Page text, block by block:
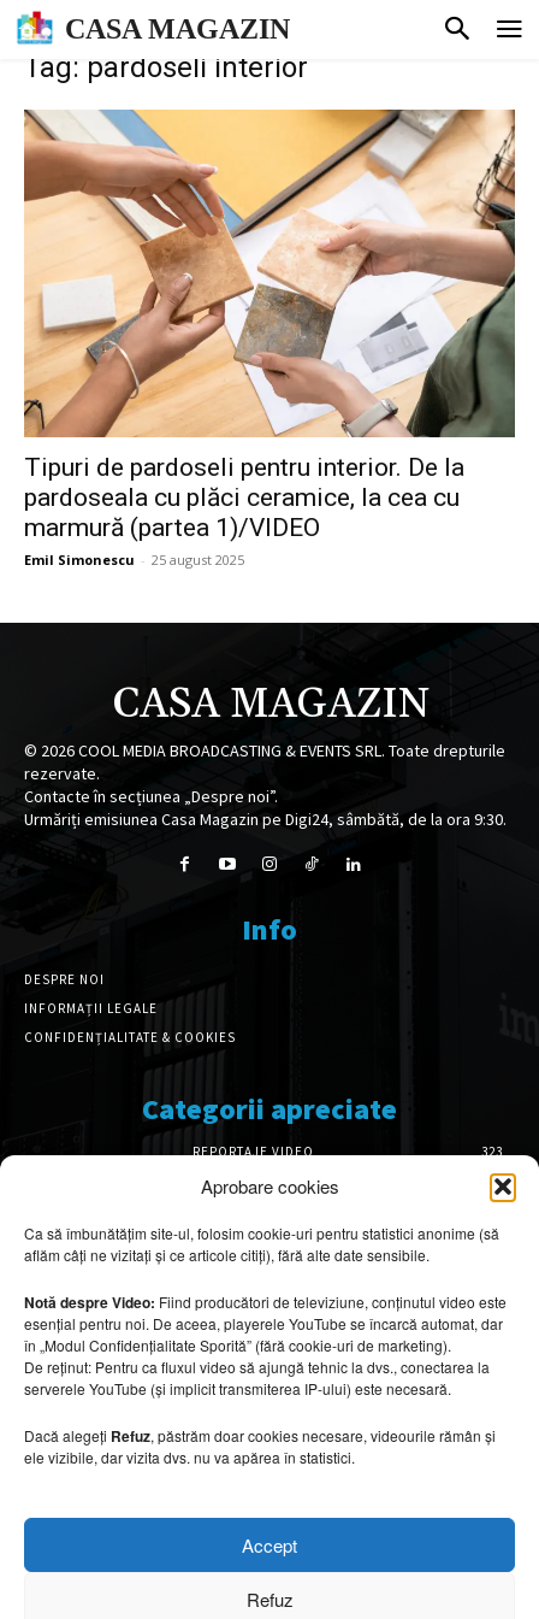
Aprobare cookies
Ca să îmbunătățim site-ul, folosim cookie-uri pentru statistici anonime (să
aflăm câți ne vizitați și ce articole citiți), fără alte date sensibile.
Notă despre Video: Fiind producători de televiziune, conținutul video este
esențial pentru noi. De aceea, playerele YouTube se încarcă automat, dar
în „Modul Confidențialitate Sporită” (fără cookie-uri de marketing).
De reținut: Pentru ca fluxul video să ajungă tehnic la dvs., conectarea la
serverele YouTube (și implicit transmiterea IP-ului) este necesară.
Dacă alegeți Refuz, păstrăm doar cookies necesare, videourile rămân și
ele vizibile, dar vizita dvs. nu va apărea în statistici.
Accept
Refuz
CASA MAGAZIN
Tag: pardoseli interior
Tipuri de pardoseli pentru interior. De la
pardoseala cu plăci ceramice, la cea cu
marmură (partea 1)/VIDEO
Emil Simonescu - 25 august 2025
CASA MAGAZIN
© 2026COOL MEDIA BROADCASTING & EVENTS SRL. Toate drepturile
rezervate.
Contacte în secțiunea „Despre noi”.
Urmăriți emisiunea Casa Magazin pe Digi24, sâmbătă, de la ora 9:30.
Info
DESPRE NOI
INFORMAȚII LEGALE
CONFIDENȚIALITATE & COOKIES
Categorii apreciate
REPORTAJE VIDEO
323
AMENAJĂRI INTERIOARE
126
DESIGN INTERIOR
64
ARHITECTURĂ & DESIGN
OPINII & ANALIZE
43
Articole recomandate
Secretele construirii bungalourilor
6 august 2026
Cum amenajezi curtea pentru seri de vară